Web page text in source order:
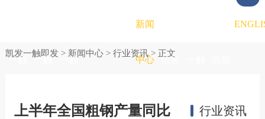
一触 一触 一触
新闻
中心 信息
凯发一触即发> 新闻中心> 行业资讯> 正文
上半年全国粗钢产量同比
行业资讯